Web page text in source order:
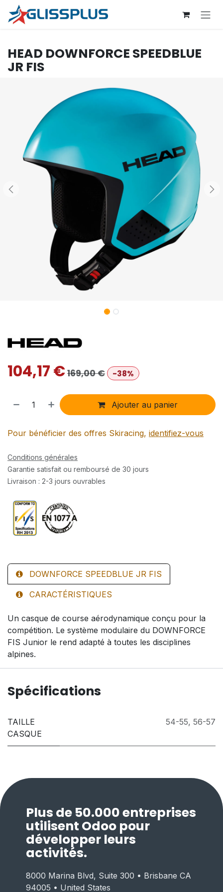
Se rendre au contenu
HEAD DOWNFORCE SPEEDBLUE
JR FIS
104,17€169,00€ -38%
Ajouter au panier
Pour bénéficier des offres Skiracing, identifiez-vous
Conditions générales
Garantie satisfait ou remboursé de 30 jours
Livraison : 2-3 jours ouvrables
DOWNFORCE SPEEDBLUE JR FIS
CARACTÉRISTIQUES
Un casque de course aérodynamique conçu pour la
compétition. Le système modulaire du DOWNFORCE
FIS Junior le rend adapté à toutes les disciplines
alpines.
Spécifications
TAILLE
CASQUE
54-55, 56-57
Plus de 50.000 entreprises
utilisent Odoo pour
développer leurs
activités.
8000 Marina Blvd, Suite 300 • Brisbane CA
94005 • United States